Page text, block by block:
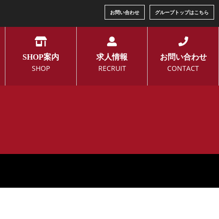
お問い合わせ グループトップはこちら
SHOP案内
SHOP
求人情報
RECRUIT
お問い合わせ
CONTACT